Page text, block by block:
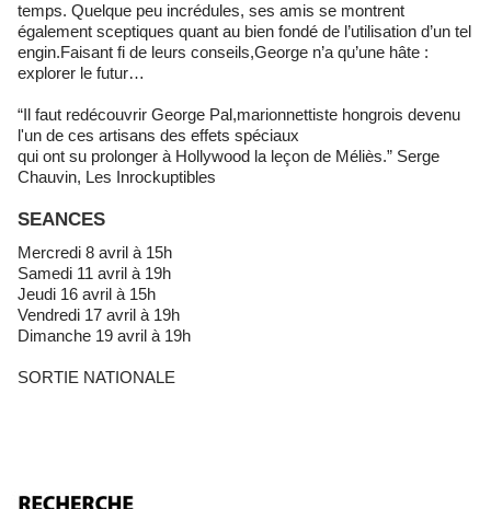
temps. Quelque peu incrédules, ses amis se montrent
également sceptiques quant au bien fondé de l’utilisation d’un tel
engin.Faisant fi de leurs conseils,George n’a qu’une hâte :
explorer le futur…
“Il faut redécouvrir George Pal,marionnettiste hongrois devenu
l'un de ces artisans des effets spéciaux
qui ont su prolonger à Hollywood la leçon de Méliès.” Serge
Chauvin, Les Inrockuptibles
SEANCES
Mercredi 8 avril à 15h
Samedi 11 avril à 19h
Jeudi 16 avril à 15h
Vendredi 17 avril à 19h
Dimanche 19 avril à 19h
SORTIE NATIONALE